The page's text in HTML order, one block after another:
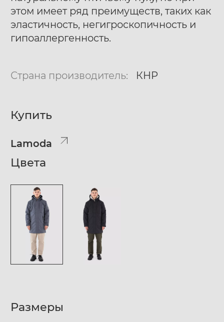
этом имеет ряд преимуществ, таких как
эластичность, негигроскопичность и
гипоаллергенность.
Страна производитель: КНР
Купить
Lamoda
Цвета
Размеры